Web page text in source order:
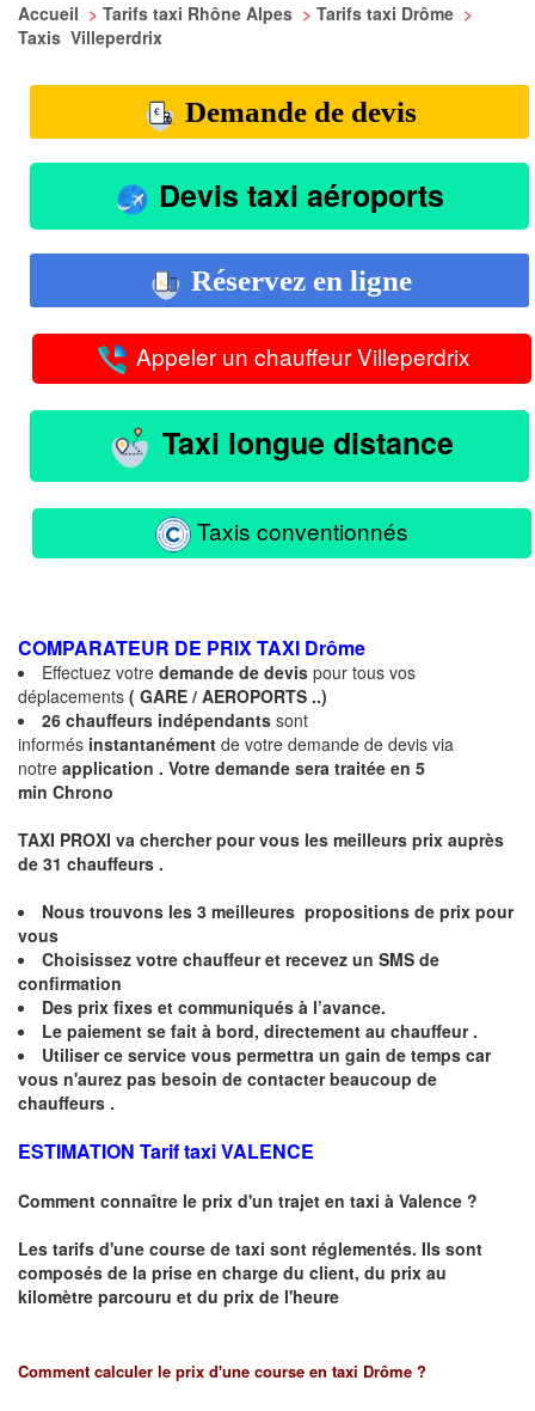
Accueil > Tarifs taxi Rhône Alpes > Tarifs taxi Drôme >
Taxis Villeperdrix
Demande de devis
Devis taxi aéroports
Réservez en ligne
Appeler un chauffeur Villeperdrix
Taxi longue distance
Taxis conventionnés
COMPARATEUR DE PRIX TAXI Drôme
Effectuez votre demande de devis pour tous vos
déplacements ( GARE / AEROPORTS ..)
26 chauffeurs indépendants sont
informés instantanément de votre demande de devis via
notre application . Votre demande sera traitée en 5
min Chrono
TAXI PROXI va chercher pour vous les meilleurs prix auprès
de 31 chauffeurs .
Nous trouvons les 3 meilleures propositions de prix pour
vous
Choisissez votre chauffeur et recevez un SMS de
confirmation
Des prix fixes et communiqués à l’avance.
Le paiement se fait à bord, directement au chauffeur .
Utiliser ce service vous permettra un gain de temps car
vous n'aurez pas besoin de contacter beaucoup de
chauffeurs .
ESTIMATION Tarif taxi VALENCE
Comment connaître le prix d'un trajet en taxi à Valence ?
Les tarifs d'une course de taxi sont réglementés. Ils sont
composés de la prise en charge du client, du prix au
kilomètre parcouru et du prix de l'heure
Comment calculer le prix d'une course en taxi Drôme ?